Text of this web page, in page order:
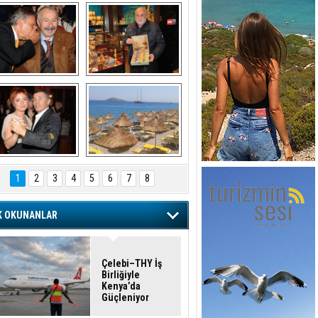
ULUSOY ve
BAĞLIKAYA
Avni Ongurlar ile
DEDEMAN
TATİL
1
2 3 4 5 6 7 8
OKUNANLAR
Çelebi–THY İş
Birliğiyle
Kenya’da
Güçleniyor